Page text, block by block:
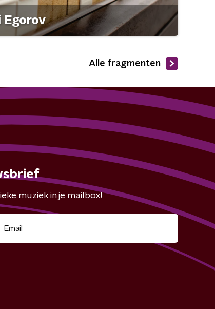
Egorov
Alle fragmenten
muziek in je mailbox!